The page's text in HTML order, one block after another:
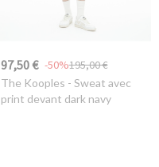
97,50 € 195,00 €
-50%
The Kooples - Sweat avec
print devant dark navy